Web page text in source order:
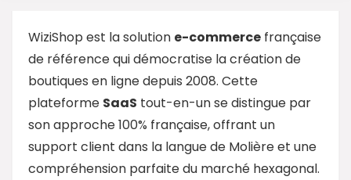
WiziShop est la solution e-commerce française
de référence qui démocratise la création de
boutiques en ligne depuis 2008. Cette
plateforme SaaS tout-en-un se distingue par
son approche 100% française, offrant un
support client dans la langue de Molière et une
compréhension parfaite du marché hexagonal.